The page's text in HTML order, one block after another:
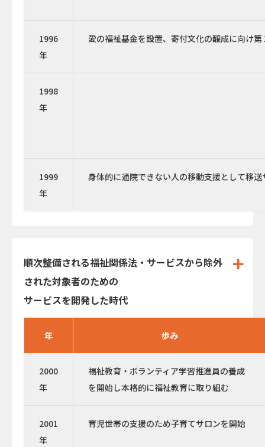
1996
年
愛の福祉基金を設置、寄付文化の醸成に向け
1998
年
1999
年
身体的に通院できない人の移動支援として移
順次整備される福祉関係法・サービスから除外
された対象者のための
サービスを開発した時代
年 歩み
2000
年
福祉教育・ボランティア学習推進員の養成
を開始し本格的に福祉教育に取り組む
2001
年
育児世帯の支援のため子育てサロンを開始